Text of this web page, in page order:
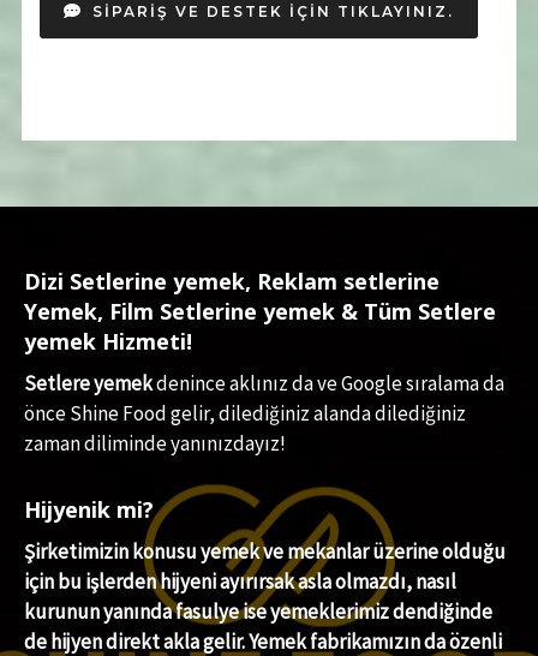
SIPARIŞ VE DESTEK IÇIN TIKLAYINIZ.
Dizi Setlerine yemek, Reklam setlerine
Yemek, Film Setlerine yemek & Tüm Setlere
yemek Hizmeti!
Setlere yemekdenince aklınız da ve Google sıralama da
önce Shine Food gelir, dilediğiniz alanda dilediğiniz
zaman diliminde yanınızdayız!
Hijyenik mi?
Şirketimizin konusu yemek ve mekanlar üzerine olduğu
için bu işlerden hijyeni ayırırsak asla olmazdı, nasıl
kurunun yanında fasulye ise yemeklerimiz dendiğinde
de hijyen direkt akla gelir. Yemek fabrikamızın da özenli